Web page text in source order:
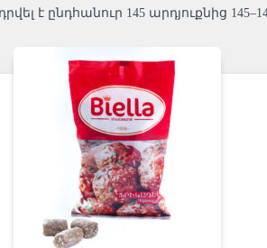
է ընդհանուր 145 արդյուքնից